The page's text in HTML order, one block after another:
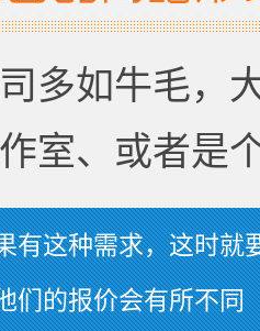
多如牛毛，
室、或者是
有这种需求，这时就
们的报价会有所不同